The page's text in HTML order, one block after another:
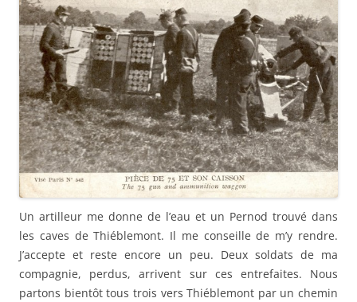
Un artilleur me donne de l’eau et un Pernod trouvé dans
les caves de Thiéblemont. Il me conseille de m’y rendre.
J’accepte et reste encore un peu. Deux soldats de ma
compagnie, perdus, arrivent sur ces entrefaites. Nous
partons bientôt tous trois vers Thiéblemont par un chemin